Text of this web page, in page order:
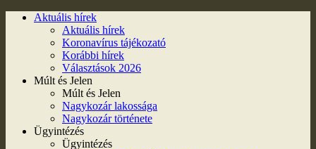
Aktuális hírek
Aktuális hírek
Koronavírus tájékozató
Korábbi hírek
Választások 2026
Múlt és Jelen
Múlt és Jelen
Nagykozár lakossága
Nagykozár története
Ügyintézés
Ügyintézés